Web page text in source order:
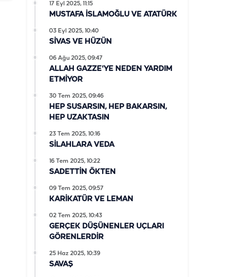
MUSTAFA İSLAMOĞLU VE ATATÜRK
17 Eyl 2025, 11:15
SİVAS VE HÜZÜN
03 Eyl 2025, 10:40
ALLAH GAZZE'YE NEDEN YARDIM
ETMİYOR
06 Ağu 2025, 09:47
HEP SUSARSIN, HEP BAKARSIN,
HEP UZAKTASIN
30 Tem 2025, 09:46
SİLAHLARA VEDA
23 Tem 2025, 10:16
SADETTİN ÖKTEN
16 Tem 2025, 10:22
KARİKATÜR VE LEMAN
09 Tem 2025, 09:57
GERÇEK DÜŞÜNENLER UÇLARI
GÖRENLERDİR
02 Tem 2025, 10:43
SAVAŞ
25 Haz 2025, 10:39